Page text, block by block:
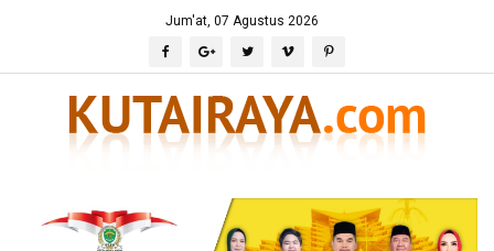
Jum'at, 07 Agustus 2026